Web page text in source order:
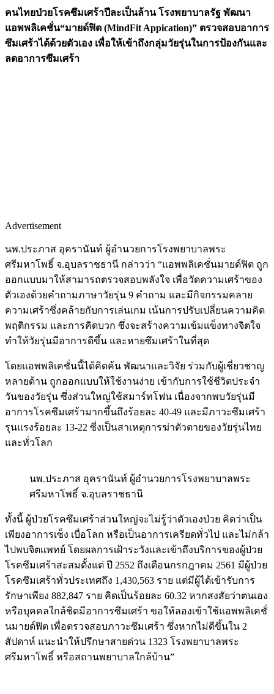
คนไทยป่วยโรคซึมเศร้าปีละเป็นล้าน โรงพยาบาลรัฐ พัฒนา
แอพพลิเคชั่น“มายด์ฟิต (MindFit Appication)” ตรวจสอบอาการ
ซึมเศร้าได้ด้วยตัวเอง เพื่อให้เข้าถึงกลุ่มวัยรุ่นในการป้องกันและ
ลดอาการซึมเศร้า
Advertisement
นพ.ประภาส อุครานันท์ ผู้อำนวยการโรงพยาบาลพระ
ศรีมหาโพธิ์ จ.อุบลราชธานี กล่าวว่า “แอพพลิเคชั่นมายด์ฟิต ถูก
ออกแบบมาให้สามารถตรวจสอบพลังใจ เพื่อวัดความเศร้าของ
ตัวเองด้วยคำถามภาษาวัยรุ่น 9 คำถาม และมีกิจกรรมคลาย
ความเศร้าซึ่งคล้ายกับการเล่นเกม เน้นการปรับเปลี่ยนความคิด
พฤติกรรม และการคิดบวก ซึ่งจะสร้างความเข้มแข็งทางจิตใจ
ทำให้วัยรุ่นมีอาการดีขึ้น และหายซึมเศร้าในที่สุด
โดยแอพพลิเคชั่นนี้ได้คิดค้น พัฒนาและวิจัย ร่วมกับผู้เชี่ยวชาญ
หลายด้าน ถูกออกแบบให้ใช้งานง่าย เข้ากับการใช้ชีวิตประจำ
วันของวัยรุ่น ซึ่งส่วนใหญ่ใช้สมาร์ทโฟน เนื่องจากพบวัยรุ่นมี
อาการโรคซึมเศร้ามากขึ้นถึงร้อยละ 40-49 และมีภาวะซึมเศร้า
รุนแรงร้อยละ 13-22 ซี่งเป็นสาเหตุการฆ่าตัวตายของวัยรุ่นไทย
และทั่วโลก
นพ.ประภาส อุครานันท์ ผู้อำนวยการโรงพยาบาลพระ
ศรีมหาโพธิ์ จ.อุบลราชธานี
ทั้งนี้ ผู้ป่วยโรคซึมเศร้าส่วนใหญ่จะไม่รู้ว่าตัวเองป่วย คิดว่าเป็น
เพียงอาการเซ็ง เบื่อโลก หรือเป็นอาการเครียดทั่วไป และไม่กล้า
ไปพบจิตแพทย์ โดยผลการเฝ้าระวังและเข้าถึงบริการของผู้ป่วย
โรคซึมเศร้าสะสมตั้งแต่ ปี 2552 ถึงเดือนกรกฎาคม 2561 มีผู้ป่วย
โรคซึมเศร้าทั่วประเทศถึง 1,430,563 ราย แต่มีผู้ได้เข้ารับการ
รักษาเพียง 882,847 ราย คิดเป็นร้อยละ 60.32 หากสงสัยว่าตนเอง
หรือบุคคลใกล้ชิดมีอาการซึมเศร้า ขอให้ลองเข้าใช้แอพพลิเคชั่
นมายด์ฟิต เพื่อตรวจสอบภาวะซึมเศร้า ซึ่งหากไม่ดีขึ้นใน 2
สัปดาห์ แนะนำให้ปรึกษาสายด่วน 1323 โรงพยาบาลพระ
ศรีมหาโพธิ์ หรือสถานพยาบาลใกล้บ้าน”